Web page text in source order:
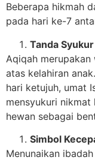
Beberapa hikmah
pada hari ke-7
Tanda
Aqiqah
atas kelahiran
hari ketujuh, umat
mensyukuri nikmat
hewan sebagai
Simbol
Menunaikan